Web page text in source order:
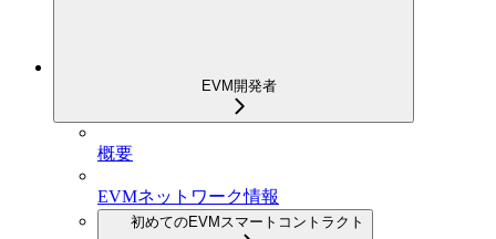
EVM開発者
概要
EVMネットワーク情報
初めてのEVMスマートコントラクト